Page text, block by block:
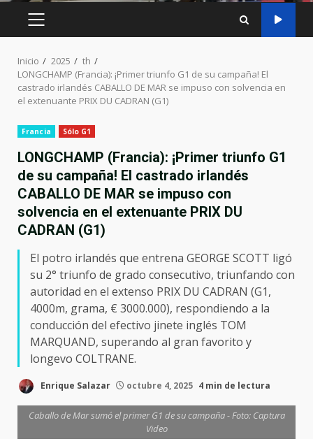
MENÚ
Inicio 2025
th
LONGCHAMP (Francia): ¡Primer triunfo G1 de su campaña! El
castrado irlandés CABALLO DE MAR se impuso con solvencia en
el extenuante PRIX DU CADRAN (G1)
Francia Sólo G1
LONGCHAMP (Francia): ¡Primer triunfo G1
de su campaña! El castrado irlandés
CABALLO DE MAR se impuso con
solvencia en el extenuante PRIX DU
CADRAN (G1)
El potro irlandés que entrena GEORGE SCOTT ligó
su 2° triunfo de grado consecutivo, triunfando con
autoridad en el extenso PRIX DU CADRAN (G1,
4000m, grama, € 3000.000), respondiendo a la
conducción del efectivo jinete inglés TOM
MARQUAND, superando al gran favorito y
longevo COLTRANE.
Enrique Salazar octubre 4, 2025 4 min de lectura
Caballo de Mar sumó el primer G1 de su campaña - Foto: Captura
Video